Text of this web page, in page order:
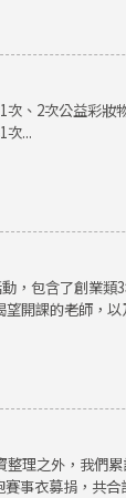
、2次公益彩
次...
，包含了創業
開課的老師，
理之外，我們
事衣募捐，共合